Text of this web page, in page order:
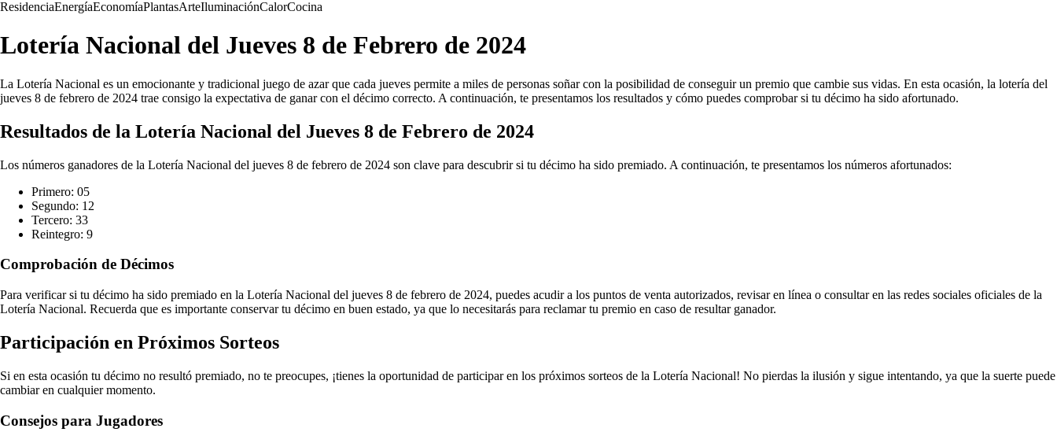
ResidenciaEnergíaEconomíaPlantasArteIluminaciónCalorCocina
Lotería Nacional del Jueves 8 de Febrero de 2024
La Lotería Nacional es un emocionante y tradicional juego de azar que cada jueves permite a miles de personas soñar con la posibilidad de conseguir un premio que cambie sus vidas. En esta ocasión, la lotería del
jueves 8 de febrero de 2024 trae consigo la expectativa de ganar con el décimo correcto. A continuación, te presentamos los resultados y cómo puedes comprobar si tu décimo ha sido afortunado.
Resultados de la Lotería Nacional del Jueves 8 de Febrero de 2024
Los números ganadores de la Lotería Nacional del jueves 8 de febrero de 2024 son clave para descubrir si tu décimo ha sido premiado. A continuación, te presentamos los números afortunados:
Primero: 05
Segundo: 12
Tercero: 33
Reintegro: 9
Comprobación de Décimos
Para verificar si tu décimo ha sido premiado en la Lotería Nacional del jueves 8 de febrero de 2024, puedes acudir a los puntos de venta autorizados, revisar en línea o consultar en las redes sociales oficiales de la
Lotería Nacional. Recuerda que es importante conservar tu décimo en buen estado, ya que lo necesitarás para reclamar tu premio en caso de resultar ganador.
Participación en Próximos Sorteos
Si en esta ocasión tu décimo no resultó premiado, no te preocupes, ¡tienes la oportunidad de participar en los próximos sorteos de la Lotería Nacional! No pierdas la ilusión y sigue intentando, ya que la suerte puede
cambiar en cualquier momento.
Consejos para Jugadores